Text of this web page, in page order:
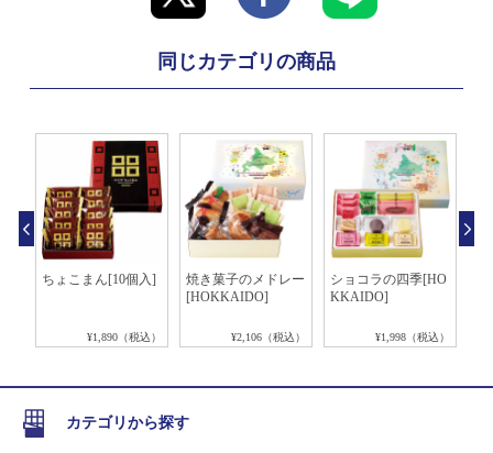
同じカテゴリの商品
ちょこまん[10個入]
¥1,890（税込）
焼き菓子のメドレー
[HOKKAIDO]
¥2,106（税込）
ショコラの四季[HO
KKAIDO]
¥1,998（税込）
カテゴリから探す